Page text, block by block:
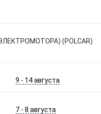
(POLCAR)
9 - 14 августа
7 - 8 августа